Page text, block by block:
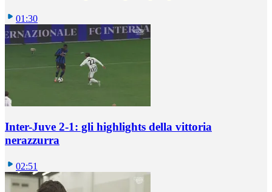
01:30
Inter-Juve 2-1: gli highlights della vittoria
nerazzurra
02:51